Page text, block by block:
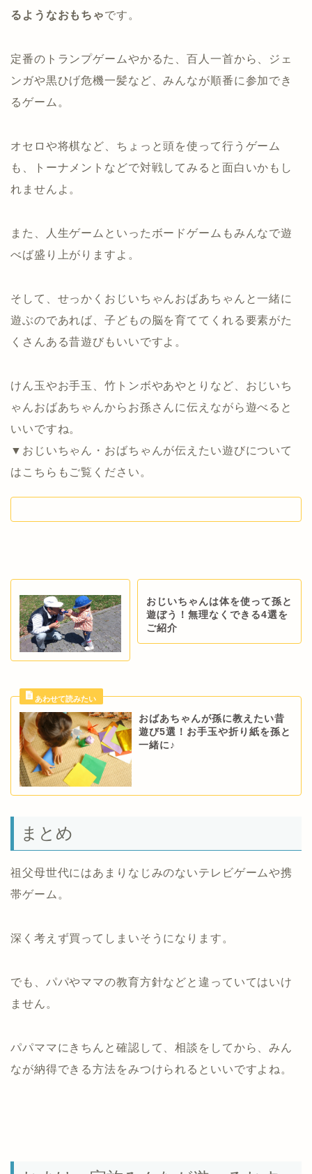
るようなおもちゃです。
定番のトランプゲームやかるた、百人一首から、ジェ
ンガや黒ひげ危機一髪など、みんなが順番に参加でき
るゲーム。
オセロや将棋など、ちょっと頭を使って行うゲーム
も、トーナメントなどで対戦してみると面白いかもし
れませんよ。
また、人生ゲームといったボードゲームもみんなで遊
べば盛り上がりますよ。
そして、せっかくおじいちゃんおばあちゃんと一緒に
遊ぶのであれば、子どもの脳を育ててくれる要素がた
くさんある昔遊びもいいですよ。
けん玉やお手玉、竹トンボやあやとりなど、おじいち
ゃんおばあちゃんからお孫さんに伝えながら遊べると
いいですね。
▼おじいちゃん・おばちゃんが伝えたい遊びについて
はこちらもご覧ください。
おじいちゃんは体を使って孫と
遊ぼう！無理なくできる4選を
ご紹介
おばあちゃんが孫に教えたい昔
遊び5選！お手玉や折り紙を孫と
一緒に♪
まとめ
祖父母世代にはあまりなじみのないテレビゲームや携
帯ゲーム。
深く考えず買ってしまいそうになります。
でも、パパやママの教育方針などと違っていてはいけ
ません。
パパママにきちんと確認して、相談をしてから、みん
なが納得できる方法をみつけられるといいですよね。